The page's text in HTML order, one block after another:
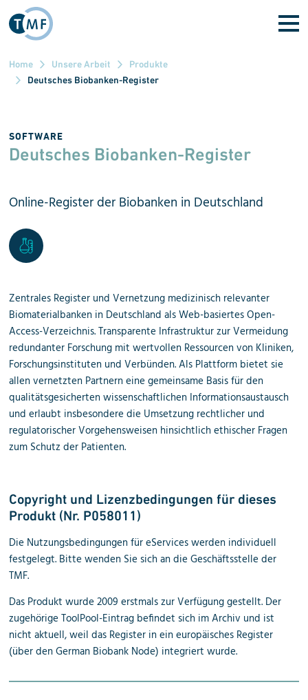
Direkt zum Inhalt
Home Unsere Arbeit
Produkte
Deutsches Biobanken-Register
SOFTWARE
Deutsches Biobanken-Register
Online-Register der Biobanken in Deutschland
Zentrales Register und Vernetzung medizinisch relevanter
Biomaterialbanken in Deutschland als Web-basiertes Open-
Access-Verzeichnis. Transparente Infrastruktur zur Vermeidung
redundanter Forschung mit wertvollen Ressourcen von Kliniken,
Forschungsinstituten und Verbünden. Als Plattform bietet sie
allen vernetzten Partnern eine gemeinsame Basis für den
qualitätsgesicherten wissenschaftlichen Informationsaustausch
und erlaubt insbesondere die Umsetzung rechtlicher und
regulatorischer Vorgehensweisen hinsichtlich ethischer Fragen
zum Schutz der Patienten.
Copyright und Lizenzbedingungen für dieses
Produkt (Nr. P058011)
Die Nutzungsbedingungen für eServices werden individuell
festgelegt. Bitte wenden Sie sich an die Geschäftsstelle der
TMF.
Das Produkt wurde 2009 erstmals zur Verfügung gestellt. Der
zugehörige ToolPool-Eintrag befindet sich im Archiv und ist
nicht aktuell, weil das Register in ein europäisches Register
(über den German Biobank Node) integriert wurde.